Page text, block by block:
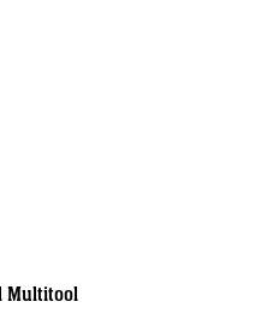
Multitool